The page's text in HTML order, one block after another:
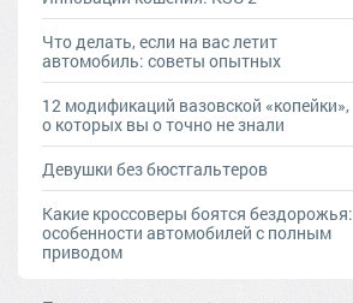
Что делать, если на вас летит
автомобиль: советы опытных
12 модификаций вазовской «копейки»,
о которых вы о точно не знали
Девушки без бюстгальтеров
Какие кроссоверы боятся бездорожья:
особенности автомобилей с полным
приводом